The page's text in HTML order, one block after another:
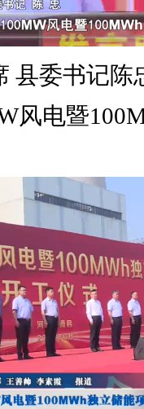
委书记陈
风电暨